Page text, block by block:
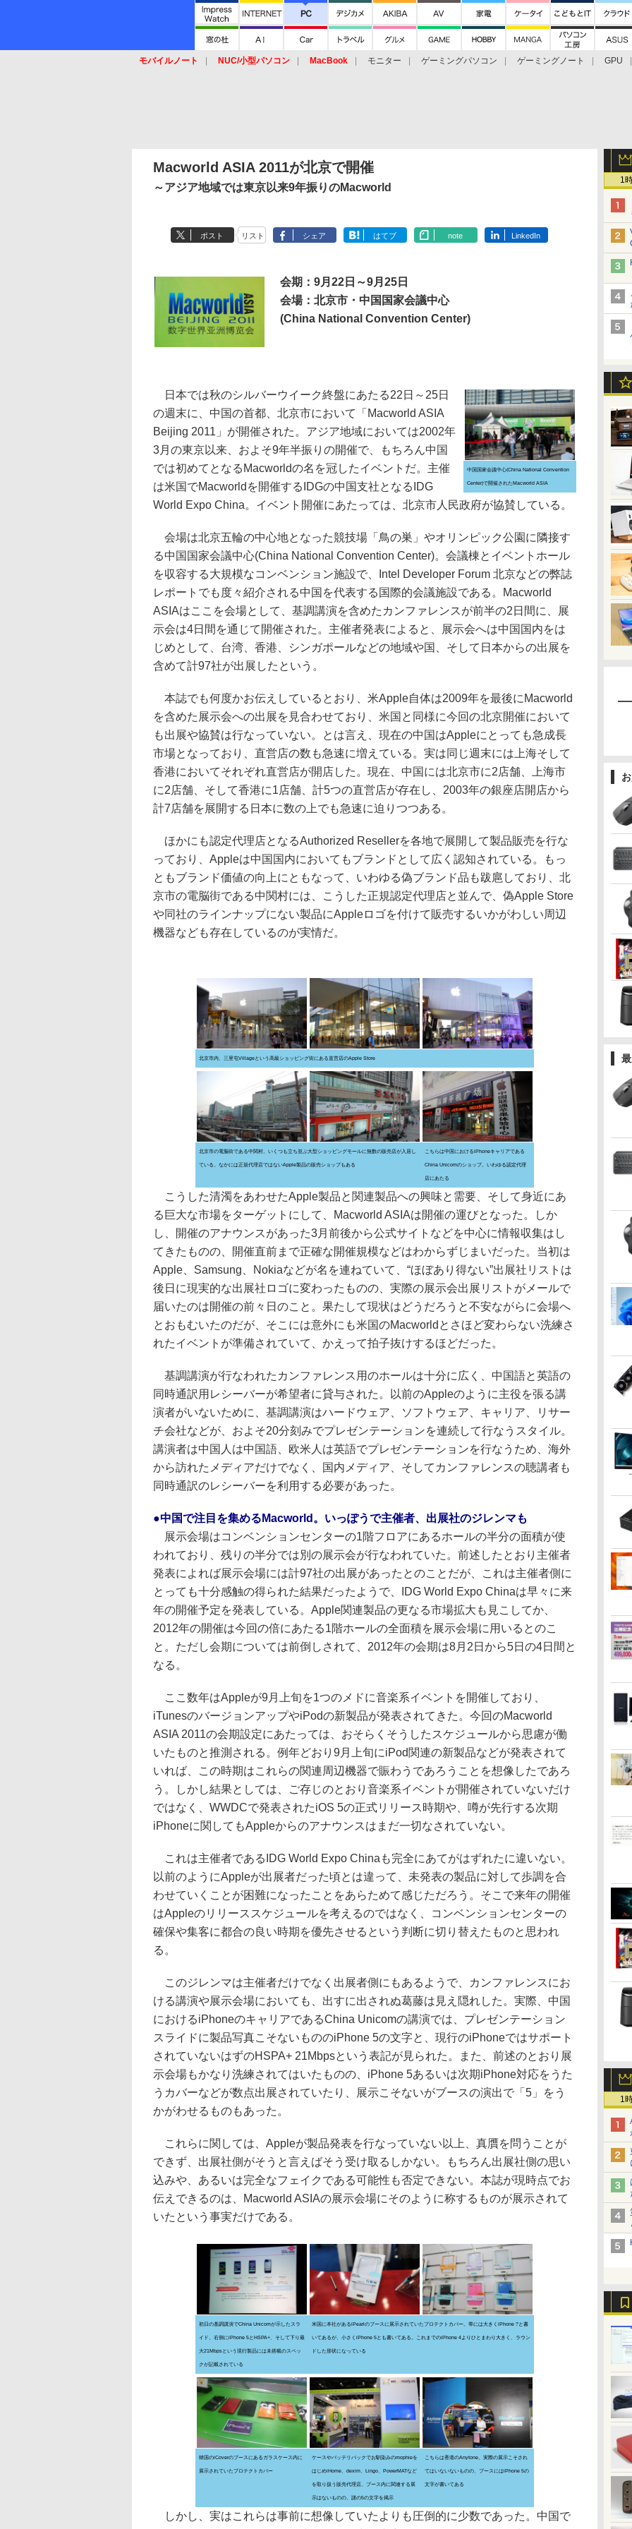
モバイルノート NUC/小型パソコン MacBook モニター ゲーミングパソコン ゲーミングノート
GPU
1
1
Macworld ASIA 2011が北京で開催
～アジア地域では東京以来9年振りのMacworld
ポスト リスト シェア はてブ note LinkedIn
会期：9月22日～9月25日
会場：北京市・中国国家会議中心
(China National Convention Center)
中国国家会議中心(China National Convention
Center)で開催されたMacworld ASIA
日本では秋のシルバーウイーク終盤にあたる22日～25日
の週末に、中国の首都、北京市において「Macworld ASIA
Beijing 2011」が開催された。アジア地域においては2002年
3月の東京以来、およそ9年半振りの開催で、もちろん中国
では初めてとなるMacworldの名を冠したイベントだ。主催
は米国でMacworldを開催するIDGの中国支社となるIDG
World Expo China。イベント開催にあたっては、北京市人民政府が協賛している。
会場は北京五輪の中心地となった競技場「鳥の巣」やオリンピック公園に隣接す
る中国国家会議中心(China National Convention Center)。会議棟とイベントホール
を収容する大規模なコンベンション施設で、Intel Developer Forum 北京などの弊誌
レポートでも度々紹介される中国を代表する国際的会議施設である。Macworld
ASIAはここを会場として、基調講演を含めたカンファレンスが前半の2日間に、展
示会は4日間を通じて開催された。主催者発表によると、展示会へは中国国内をは
じめとして、台湾、香港、シンガポールなどの地域や国、そして日本からの出展を
含めて計97社が出展したという。
本誌でも何度かお伝えしているとおり、米Apple自体は2009年を最後にMacworld
を含めた展示会への出展を見合わせており、米国と同様に今回の北京開催において
も出展や協賛は行なっていない。とは言え、現在の中国はAppleにとっても急成長
市場となっており、直営店の数も急速に増えている。実は同じ週末には上海そして
香港においてそれぞれ直営店が開店した。現在、中国には北京市に2店舗、上海市
に2店舗、そして香港に1店舗、計5つの直営店が存在し、2003年の銀座店開店から
計7店舗を展開する日本に数の上でも急速に迫りつつある。
ほかにも認定代理店となるAuthorized Resellerを各地で展開して製品販売を行な
っており、Appleは中国国内においてもブランドとして広く認知されている。もっ
ともブランド価値の向上にともなって、いわゆる偽ブランド品も跋扈しており、北
京市の電脳街である中関村には、こうした正規認定代理店と並んで、偽Apple Store
や同社のラインナップにない製品にAppleロゴを付けて販売するいかがわしい周辺
機器なども存在しているのが実情だ。
北京市内、三里屯Villageという高級ショッピング街にある直営店のApple Store
北京市の電脳街である中関村。いくつも立ち並ぶ大型ショッピングモールに無数の販売店が入居し
ている。なかには正規代理店ではないApple製品の販売ショップもある
こちらは中国におけるiPhoneキャリアである
China Unicomのショップ。いわゆる認定代理
店にあたる
こうした清濁をあわせたApple製品と関連製品への興味と需要、そして身近にあ
る巨大な市場をターゲットにして、Macworld ASIAは開催の運びとなった。しか
し、開催のアナウンスがあった3月前後から公式サイトなどを中心に情報収集はし
てきたものの、開催直前まで正確な開催規模などはわからずじまいだった。当初は
Apple、Samsung、Nokiaなどが名を連ねていて、“ほぼあり得ない”出展社リストは
後日に現実的な出展社ロゴに変わったものの、実際の展示会出展リストがメールで
届いたのは開催の前々日のこと。果たして現状はどうだろうと不安ながらに会場へ
とおもむいたのだが、そこには意外にも米国のMacworldとさほど変わらない洗練さ
れたイベントが準備されていて、かえって拍子抜けするほどだった。
基調講演が行なわれたカンファレンス用のホールは十分に広く、中国語と英語の
同時通訳用レシーバーが希望者に貸与された。以前のAppleのように主役を張る講
演者がいないために、基調講演はハードウェア、ソフトウェア、キャリア、リサー
チ会社などが、およそ20分刻みでプレゼンテーションを連続して行なうスタイル。
講演者は中国人は中国語、欧米人は英語でプレゼンテーションを行なうため、海外
から訪れたメディアだけでなく、国内メディア、そしてカンファレンスの聴講者も
同時通訳のレシーバーを利用する必要があった。
●中国で注目を集めるMacworld。いっぽうで主催者、出展社のジレンマも
展示会場はコンベンションセンターの1階フロアにあるホールの半分の面積が使
われており、残りの半分では別の展示会が行なわれていた。前述したとおり主催者
発表によれば展示会場には計97社の出展があったとのことだが、これは主催者側に
とっても十分感触の得られた結果だったようで、IDG World Expo Chinaは早々に来
年の開催予定を発表している。Apple関連製品の更なる市場拡大も見こしてか、
2012年の開催は今回の倍にあたる1階ホールの全面積を展示会場に用いるとのこ
と。ただし会期については前倒しされて、2012年の会期は8月2日から5日の4日間と
なる。
ここ数年はAppleが9月上旬を1つのメドに音楽系イベントを開催しており、
iTunesのバージョンアップやiPodの新製品が発表されてきた。今回のMacworld
ASIA 2011の会期設定にあたっては、おそらくそうしたスケジュールから思慮が働
いたものと推測される。例年どおり9月上旬にiPod関連の新製品などが発表されて
いれば、この時期はこれらの関連周辺機器で賑わうであろうことを想像したであろ
う。しかし結果としては、ご存じのとおり音楽系イベントが開催されていないだけ
ではなく、WWDCで発表されたiOS 5の正式リリース時期や、噂が先行する次期
iPhoneに関してもAppleからのアナウンスはまだ一切なされていない。
これは主催者であるIDG World Expo Chinaも完全にあてがはずれたに違いない。
以前のようにAppleが出展者だった頃とは違って、未発表の製品に対して歩調を合
わせていくことが困難になったことをあらためて感じただろう。そこで来年の開催
はAppleのリリーススケジュールを考えるのではなく、コンベンションセンターの
確保や集客に都合の良い時期を優先させるという判断に切り替えたものと思われ
る。
このジレンマは主催者だけでなく出展者側にもあるようで、カンファレンスにお
ける講演や展示会場においても、出すに出されぬ葛藤は見え隠れした。実際、中国
におけるiPhoneのキャリアであるChina Unicomの講演では、プレゼンテーション
スライドに製品写真こそないもののiPhone 5の文字と、現行のiPhoneではサポート
されていないはずのHSPA+ 21Mbpsという表記が見られた。また、前述のとおり展
示会場もかなり洗練されてはいたものの、iPhone 5あるいは次期iPhone対応をうた
うカバーなどが数点出展されていたり、展示こそないがブースの演出で「5」をう
かがわせるものもあった。
これらに関しては、Appleが製品発表を行なっていない以上、真贋を問うことが
できず、出展社側がそうと言えばそう受け取るしかない。もちろん出展社側の思い
込みや、あるいは完全なフェイクである可能性も否定できない。本誌が現時点でお
伝えできるのは、Macworld ASIAの展示会場にそのように称するものが展示されて
いたという事実だけである。
初日の基調講演でChina Unicomが示したスラ
イド。右側にiPhone 5とHSPA+、そして下り最
大21Mbpsという現行製品には未搭載のスペッ
クが記載されている
米国に本社があるiPearlのブースに展示されていたプロテクトカバー。帯には大きくiPhone ?と書
いてあるが、小さくiPhone 5とも書いてある。これまでのiPhone 4よりひとまわり大きく、ラウン
ドした形状になっている
韓国のiCoverのブースにあるガラスケース内に
展示されていたプロテクトカバー
ケースやバッテリパックでお馴染みのmophieを
はじめiHome、dexim、Lingo、PowerMATなど
を取り扱う販売代理店。ブース内に関連する展
示はないものの、謎の5の文字を掲示
こちらは香港のAnytone。実際の展示こそされ
てはいないないものの、ブースにはiPhone 5の
文字が書いてある
しかし、実はこれらは事前に想像していたよりも圧倒的に少数であった。中国で